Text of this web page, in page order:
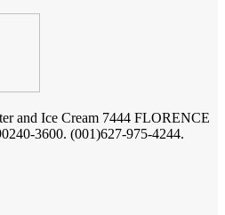
and Ice Cream 7444 FLORENCE
3600. (001)627-975-4244.